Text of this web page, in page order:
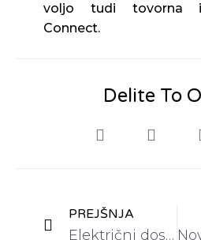
voljo tudi tovorna
Connect.
Delite To
PREJŠNJA
Električni dostavniki naj bi bili manj stresni